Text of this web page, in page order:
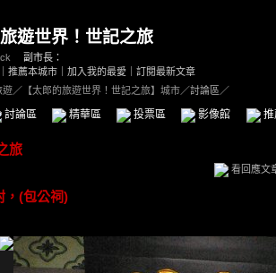
遊世界！世記之旅
副市長：
推薦本城市 加入我的最愛
訂閱最新文章
遊／ 【太郎的旅遊世界！世記之旅】城市／討論區／
討論區 精華區 投票區 影像館
旅
看回應文
，(包公祠)